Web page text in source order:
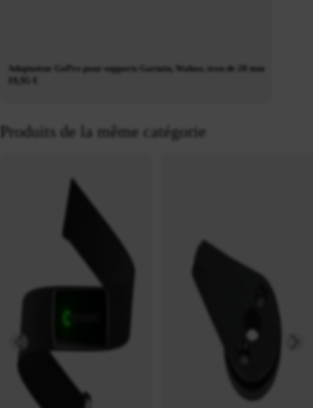
Adaptateur GoPro pour supports Garmin, Wahoo, trou de 20 mm
Produits de la même catégorie